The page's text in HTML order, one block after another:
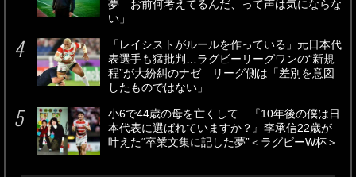
夢「お前何考えてるんだ、って声は気にならな
い」
「レイシストがルールを作っている」元日本代
表選手も猛批判…ラグビーリーグワンの“新規
程”が大紛糾のナゼ リーグ側は「差別を意図
したものではない」
小6で44歳の母を亡くして…『10年後の僕は日
本代表に選ばれていますか？』李承信22歳が
叶えた“卒業文集に記した夢”＜ラグビーW杯＞